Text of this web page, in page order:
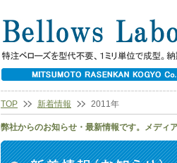
TOP 新着情報 2011年
弊社からのお知らせ・最新情報です。メディ